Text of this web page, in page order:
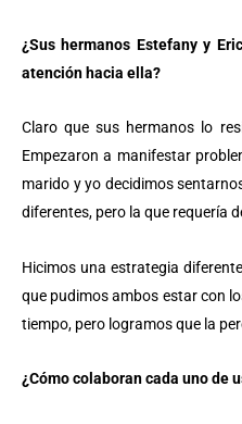
¿Sus hermanos Estefany y
atención hacia ella?
Claro que sus hermanos lo
Empezaron a manifestar
marido y yo decidimos
diferentes, pero la que requería
Hicimos una estrategia
que pudimos ambos estar con
tiempo, pero logramos que la
¿Cómo colaboran cada uno de